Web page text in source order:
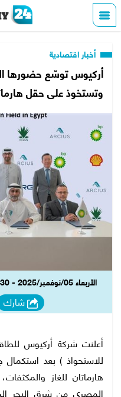
أخبار اقتصادية
أركيوس توسّع حضورها
وتستخوذ على حقل
الأربعاء 05/نوفمبر/2025 - 11:30 ص
شارك
أعلنت شركة أركيوس
للاستحواذ ) بعد استكمال
هارماتان للغاز